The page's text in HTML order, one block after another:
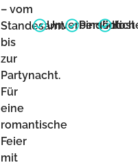
– vom
Standesamt
bis
zur
Partynacht.
Für
eine
romantische
Feier
mit
Unverbindlich
Persönlich